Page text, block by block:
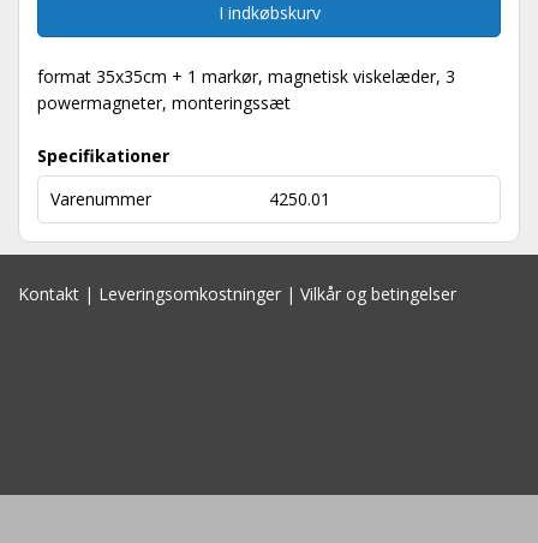
I indkøbskurv
format 35x35cm + 1 markør, magnetisk viskelæder, 3
powermagneter, monteringssæt
Specifikationer
Varenummer
4250.01
Kontakt | Leveringsomkostninger | Vilkår og betingelser